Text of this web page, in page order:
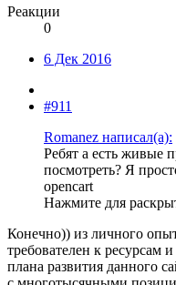
Реакции
0
6 Дек 2016
#911
Romanez написал(а):
Ребят а есть живые
посмотреть? Я
opencart
Нажмите для
Конечно)) из личного
требователен к ресурсам
плана развития данного